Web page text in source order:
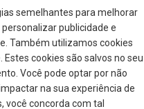
semelhantes para melhorar
publicidade e
Também utilizamos cookies
cookies são salvos no seu
Você pode optar por não
na sua experiência de
você concorda com tal